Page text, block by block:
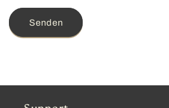
Senden